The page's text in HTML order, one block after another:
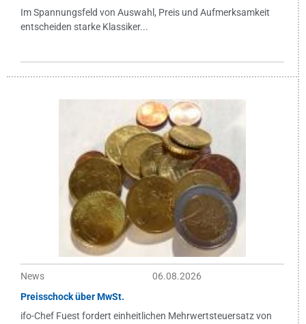
Im Spannungsfeld von Auswahl, Preis und Aufmerksamkeit
entscheiden starke Klassiker...
News
06.08.2026
Preisschock über MwSt.
ifo-Chef Fuest fordert einheitlichen Mehrwertsteuersatz von